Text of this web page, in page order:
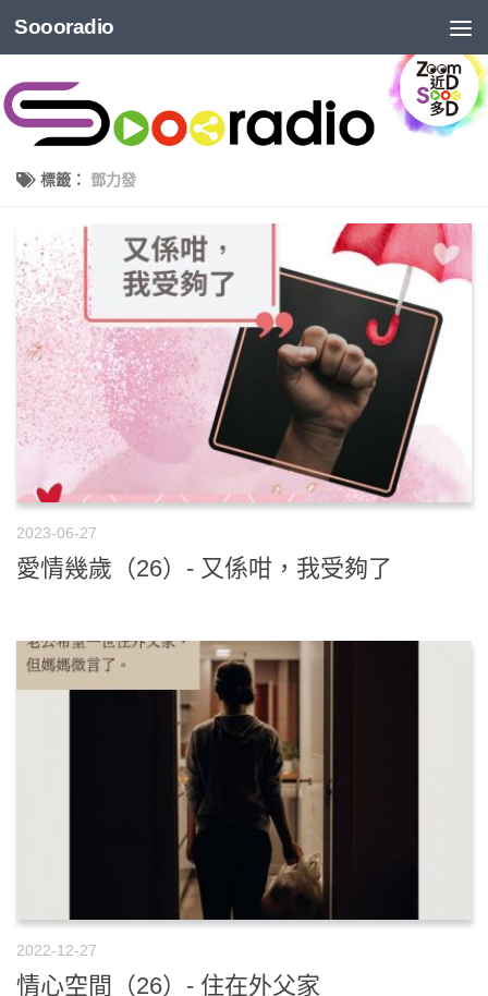
Soooradio
標籤： 鄧力發
2023-06-27
愛情幾歲（26）- 又係咁，我受夠了
2022-12-27
情心空間（26）- 住在外父家